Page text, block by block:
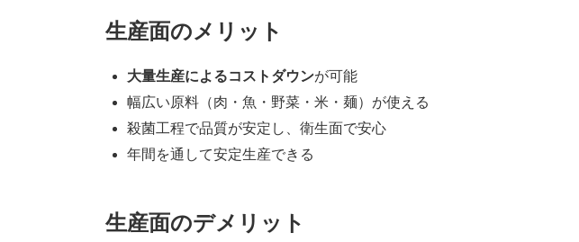
生産面のメリット
大量生産によるコストダウンが可能
幅広い原料（肉・魚・野菜・米・麺）が使える
殺菌工程で品質が安定し、衛生面で安心
年間を通して安定生産できる
生産面のデメリット